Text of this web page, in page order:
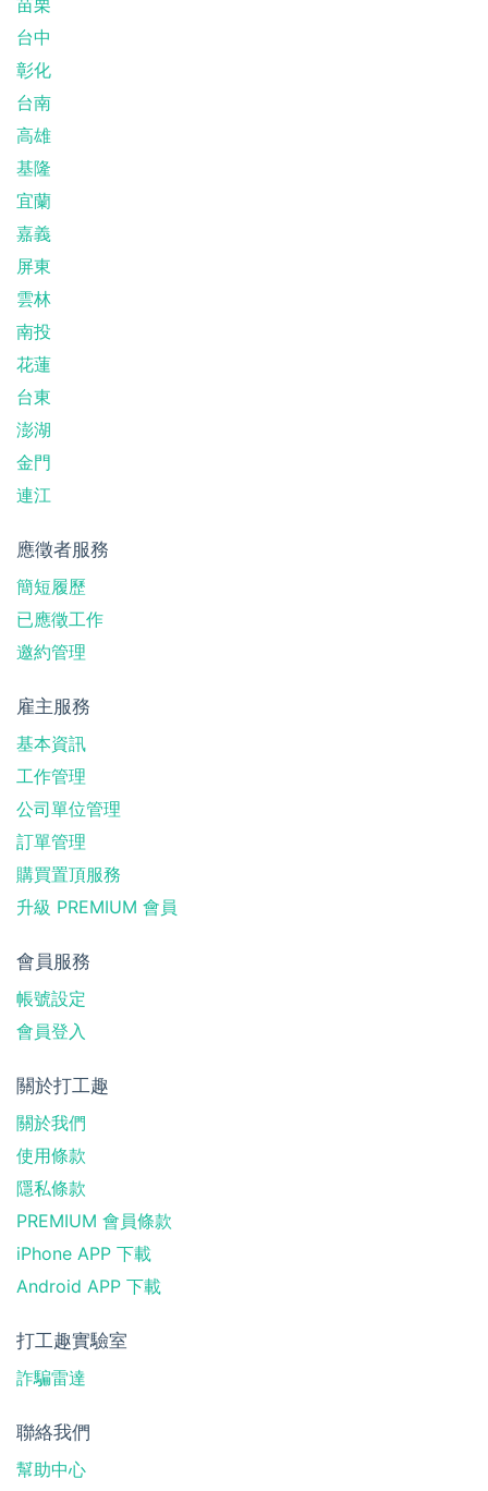
苗栗
台中
彰化
台南
高雄
基隆
宜蘭
嘉義
屏東
雲林
南投
花蓮
台東
澎湖
金門
連江
應徵者服務
簡短履歷
已應徵工作
邀約管理
雇主服務
基本資訊
工作管理
公司單位管理
訂單管理
購買置頂服務
升級 PREMIUM 會員
會員服務
帳號設定
會員登入
關於打工趣
關於我們
使用條款
隱私條款
PREMIUM 會員條款
iPhone APP 下載
Android APP 下載
打工趣實驗室
詐騙雷達
聯絡我們
幫助中心